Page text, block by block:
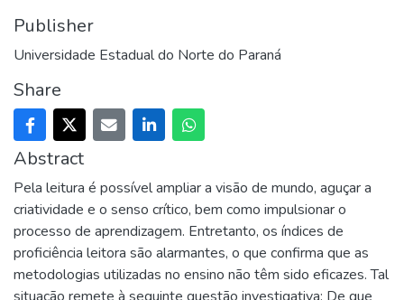
Publisher
Universidade Estadual do Norte do Paraná
Share
Abstract
Pela leitura é possível ampliar a visão de mundo, aguçar a
criatividade e o senso crítico, bem como impulsionar o
processo de aprendizagem. Entretanto, os índices de
proficiência leitora são alarmantes, o que confirma que as
metodologias utilizadas no ensino não têm sido eficazes. Tal